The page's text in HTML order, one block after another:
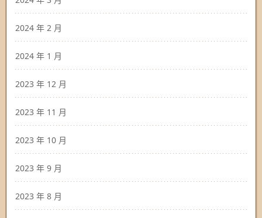
2024 年 2 月
2024 年 1 月
2023 年 12 月
2023 年 11 月
2023 年 10 月
2023 年 9 月
2023 年 8 月